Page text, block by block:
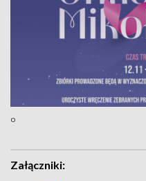
o
Załączniki: